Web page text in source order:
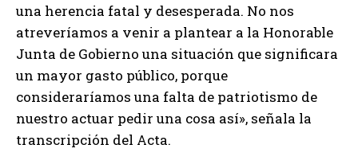
una herencia fatal y desesperada. No nos
atreveríamos a venir a plantear a la Honorable
Junta de Gobierno una situación que significara
un mayor gasto público, porque
consideraríamos una falta de patriotismo de
nuestro actuar pedir una cosa así», señala la
transcripción del Acta.